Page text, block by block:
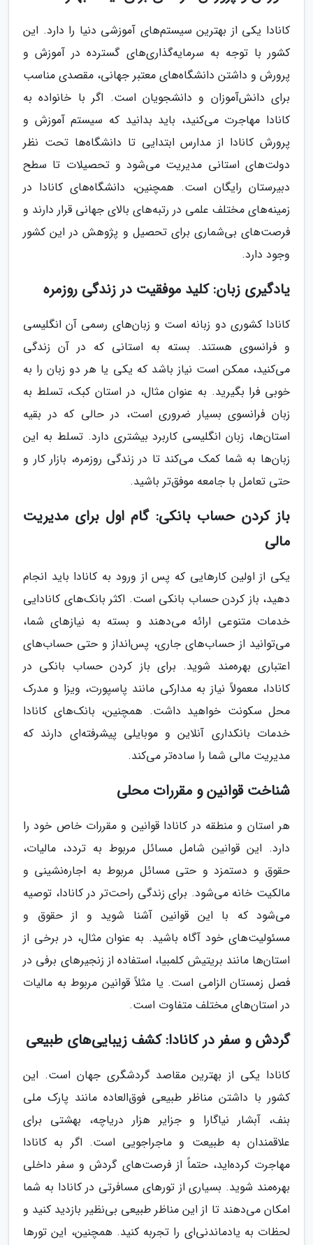
کانادا یکی از بهترین سیستم‌های آموزشی دنیا را دارد. این
کشور با توجه به سرمایه‌گذاری‌های گسترده در آموزش و
پرورش و داشتن دانشگاه‌های معتبر جهانی، مقصدی مناسب
برای دانش‌آموزان و دانشجویان است. اگر با خانواده به
کانادا مهاجرت می‌کنید، باید بدانید که سیستم آموزش و
پرورش کانادا از مدارس ابتدایی تا دانشگاه‌ها تحت نظر
دولت‌های استانی مدیریت می‌شود و تحصیلات تا سطح
دبیرستان رایگان است. همچنین، دانشگاه‌های کانادا در
زمینه‌های مختلف علمی در رتبه‌های بالای جهانی قرار دارند و
فرصت‌های بی‌شماری برای تحصیل و پژوهش در این کشور
وجود دارد.
یادگیری زبان: کلید موفقیت در زندگی روزمره
کانادا کشوری دو زبانه است و زبان‌های رسمی آن انگلیسی
و فرانسوی هستند. بسته به استانی که در آن زندگی
می‌کنید، ممکن است نیاز باشد که یکی یا هر دو زبان را به
خوبی فرا بگیرید. به عنوان مثال، در استان کبک، تسلط به
زبان فرانسوی بسیار ضروری است، در حالی که در بقیه
استان‌ها، زبان انگلیسی کاربرد بیشتری دارد. تسلط به این
زبان‌ها به شما کمک می‌کند تا در زندگی روزمره، بازار کار و
حتی تعامل با جامعه موفق‌تر باشید.
باز کردن حساب بانکی: گام اول برای مدیریت
مالی
یکی از اولین کارهایی که پس از ورود به کانادا باید انجام
دهید، باز کردن حساب بانکی است. اکثر بانک‌های کانادایی
خدمات متنوعی ارائه می‌دهند و بسته به نیازهای شما،
می‌توانید از حساب‌های جاری، پس‌انداز و حتی حساب‌های
اعتباری بهره‌مند شوید. برای باز کردن حساب بانکی در
کانادا، معمولاً نیاز به مدارکی مانند پاسپورت، ویزا و مدرک
محل سکونت خواهید داشت. همچنین، بانک‌های کانادا
خدمات بانکداری آنلاین و موبایلی پیشرفته‌ای دارند که
مدیریت مالی شما را ساده‌تر می‌کند.
شناخت قوانین و مقررات محلی
هر استان و منطقه در کانادا قوانین و مقررات خاص خود را
دارد. این قوانین شامل مسائل مربوط به تردد، مالیات،
حقوق و دستمزد و حتی مسائل مربوط به اجاره‌نشینی و
مالکیت خانه می‌شود. برای زندگی راحت‌تر در کانادا، توصیه
می‌شود که با این قوانین آشنا شوید و از حقوق و
مسئولیت‌های خود آگاه باشید. به عنوان مثال، در برخی از
استان‌ها مانند بریتیش کلمبیا، استفاده از زنجیرهای برفی در
فصل زمستان الزامی است. یا مثلاً قوانین مربوط به مالیات
در استان‌های مختلف متفاوت است.
گردش و سفر در کانادا: کشف زیبایی‌های طبیعی
کانادا یکی از بهترین مقاصد گردشگری جهان است. این
کشور با داشتن مناظر طبیعی فوق‌العاده مانند پارک ملی
بنف، آبشار نیاگارا و جزایر هزار دریاچه، بهشتی برای
علاقمندان به طبیعت و ماجراجویی است. اگر به کانادا
مهاجرت کرده‌اید، حتماً از فرصت‌های گردش و سفر داخلی
بهره‌مند شوید. بسیاری از تورهای مسافرتی در کانادا به شما
امکان می‌دهند تا از این مناظر طبیعی بی‌نظیر بازدید کنید و
لحظات به یادماندنی‌ای را تجربه کنید. همچنین، این تورها